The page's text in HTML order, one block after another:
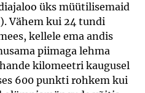
üks müütilisemaid
Vähem kui 24 tundi
kellele ema andis
piimaga lehma
kilomeetri kaugusel
600 punkti rohkem kui